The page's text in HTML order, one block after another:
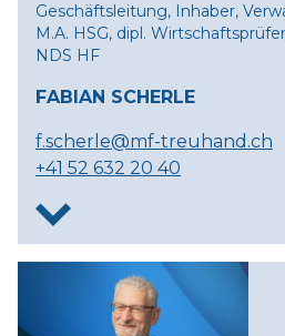
Geschäftsleitung, Inhaber,
M.A. HSG, dipl.
NDS HF
FABIAN SCHERLE
f.scherle@mf-treuhand.ch
+41 52 632 20 40